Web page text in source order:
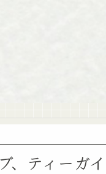
、ティーガ